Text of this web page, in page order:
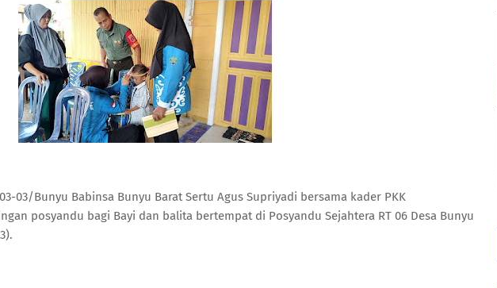
03/Bunyu Babinsa Bunyu Barat Sertu Agus Supriyadi bersama kader PKK
posyandu bagi Bayi dan balita bertempat di Posyandu Sejahtera RT 06 Desa Bunyu